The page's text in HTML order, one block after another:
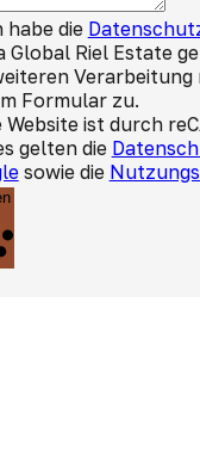
habe die
Global Riel Estate
Verarbeitung
Formular zu.
Website ist durch
gelten die
sowie die